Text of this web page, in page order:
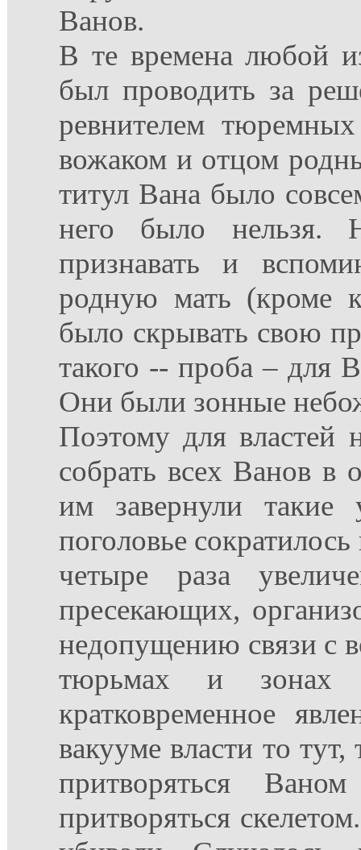
Ванов.
В те времена любой
был проводить за
ревнителем
вожаком и отцом
титул Вана было
него было нельзя.
признавать и
родную мать (кроме
было скрывать свою
такого -- проба – для
Они были зонные
Поэтому для властей
собрать всех Ванов
им завернули такие
поголовье
четыре раза
пресекающих,
недопущению связи с
тюрьмах и зонах
кратковременное
вакууме власти то
притворяться
притворяться